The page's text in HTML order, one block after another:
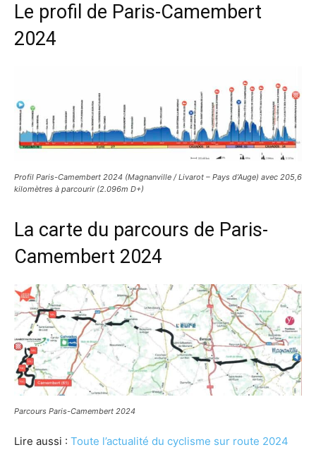
Le profil de Paris-Camembert
2024
Profil Paris-Camembert 2024 (Magnanville / Livarot – Pays d’Auge) avec 205,6
kilomètres à parcourir (2.096m D+)
La carte du parcours de Paris-
Camembert 2024
Parcours Paris-Camembert 2024
Lire aussi : Toute l’actualité du cyclisme sur route 2024